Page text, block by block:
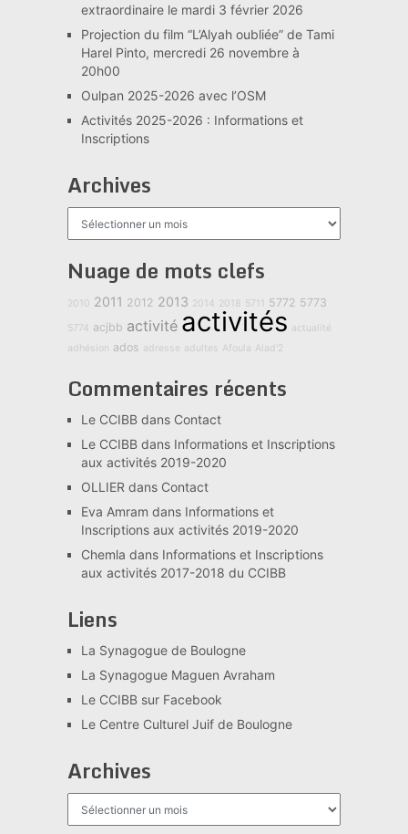
extraordinaire le mardi 3 février 2026
Projection du film “L’Alyah oubliée” de Tami
Harel Pinto, mercredi 26 novembre à
20h00
Oulpan 2025-2026 avec l’OSM
Activités 2025-2026 : Informations et
Inscriptions
Archives
Nuage de mots clefs
2010 2011 2012 2013 2014 2018 5711 5772 5773
5774 acjbb activité activités actualité
adhésion ados adresse adultes Afoula Alad'2
Commentaires récents
Le CCIBBdans Contact
Le CCIBBdans Informations et Inscriptions
aux activités 2019-2020
OLLIER dans Contact
Eva Amram dans Informations et
Inscriptions aux activités 2019-2020
Chemla dans Informations et Inscriptions
aux activités 2017-2018 du CCIBB
Liens
La Synagogue de Boulogne
La Synagogue Maguen Avraham
Le CCIBB sur Facebook
Le Centre Culturel Juif de Boulogne
Archives